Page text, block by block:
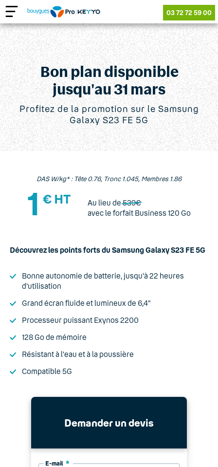
03 72 72 59 00
Promotion Samsung Galaxy S23 FE 5G
Bon plan disponible
jusqu'au 31 mars
Profitez de la promotion sur le Samsung
Galaxy S23 FE 5G
DAS W/kg* : Tête 0.76, Tronc 1.045, Membres 1.86
1 € HT Au lieu de539€
avec le forfait Business 120 Go
Découvrez les points forts du Samsung Galaxy S23 FE 5G
Bonne autonomie de batterie, jusqu'à 22 heures
d'utilisation
Grand écran fluide et lumineux de 6,4"
Processeur puissant Exynos 2200
128 Go de mémoire
Résistant à l'eau et à la poussière
Compatible 5G
Demander un devis
E-mail